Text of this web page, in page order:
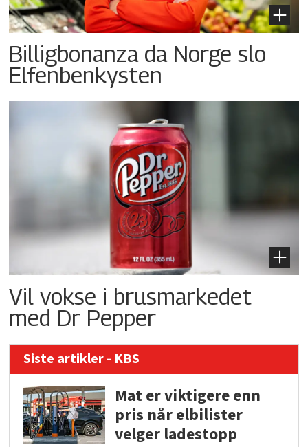
Billigbonanza da Norge slo
Elfenbenkysten
Vil vokse i brusmarkedet
med Dr Pepper
Siste artikler - KBS
Mat er viktigere enn
pris når elbilister
velger ladestopp